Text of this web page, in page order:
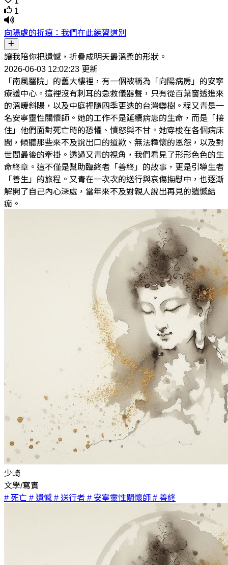
1
向陽處的折痕：我們在此練習道別
讓我陪你把遺憾，折疊成明天最溫柔的形狀。
2026-06-03 12:02:23 更新
「南風醫院」的舊大樓裡，有一個被稱為「向陽病房」的安寧
療護中心。這裡沒有刺耳的急救儀器聲，只有從百葉窗透進來
的溫暖斜陽，以及中庭裡隨四季更迭的台灣欒樹。程又青是一
名安寧靈性關懷師。她的工作不是延續病患的生命，而是「接
住」他們面對死亡時的恐懼、憤怒與不甘。她穿梭在各個病床
間，傾聽那些來不及說出口的道歉、無法釋懷的恩怨，以及對
世間最後的牽掛。透過又青的視角，我們看見了形形色色的生
命終章。這不僅是幫助臨終者「善終」的故事，更是引導生者
「善生」的旅程。又青在一次次的送行與哀傷撫慰中，也逐漸
解開了自己內心深處，當年來不及對親人說出再見的遺憾結
痂。
少崎
文學/寫實
# 死亡 # 遺憾 # 送行者 # 安寧靈性關懷師 # 善終